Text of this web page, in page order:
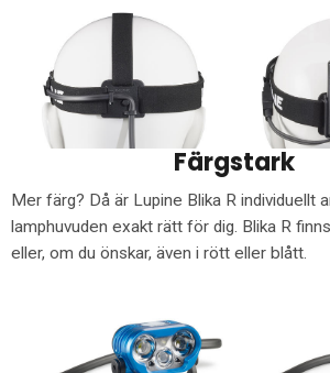
Färgstark
Mer färg? Då är Lupine Blika R individuellt
lamphuvuden exakt rätt för dig. Blika R
eller, om du önskar, även i rött eller blått.